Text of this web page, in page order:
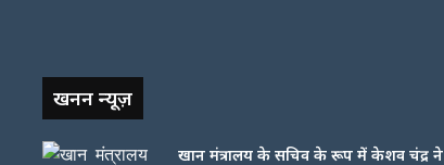
खनन न्यूज़
खान मंत्रालय के सचिव के रूप में केशव चंद्र ने